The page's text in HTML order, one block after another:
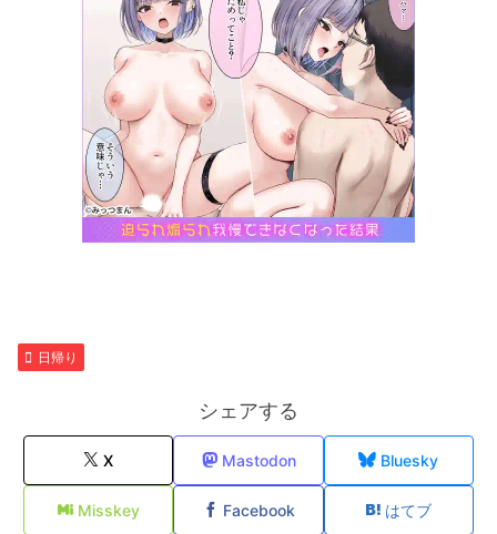
日帰り
シェアする
X Mastodon Bluesky
Misskey Facebook はてブ